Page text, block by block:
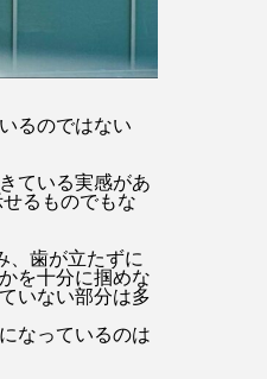
るのではない
ている実感があ
るものでもな
、歯が立たずに
を十分に掴めな
いない部分は多
なっているのは